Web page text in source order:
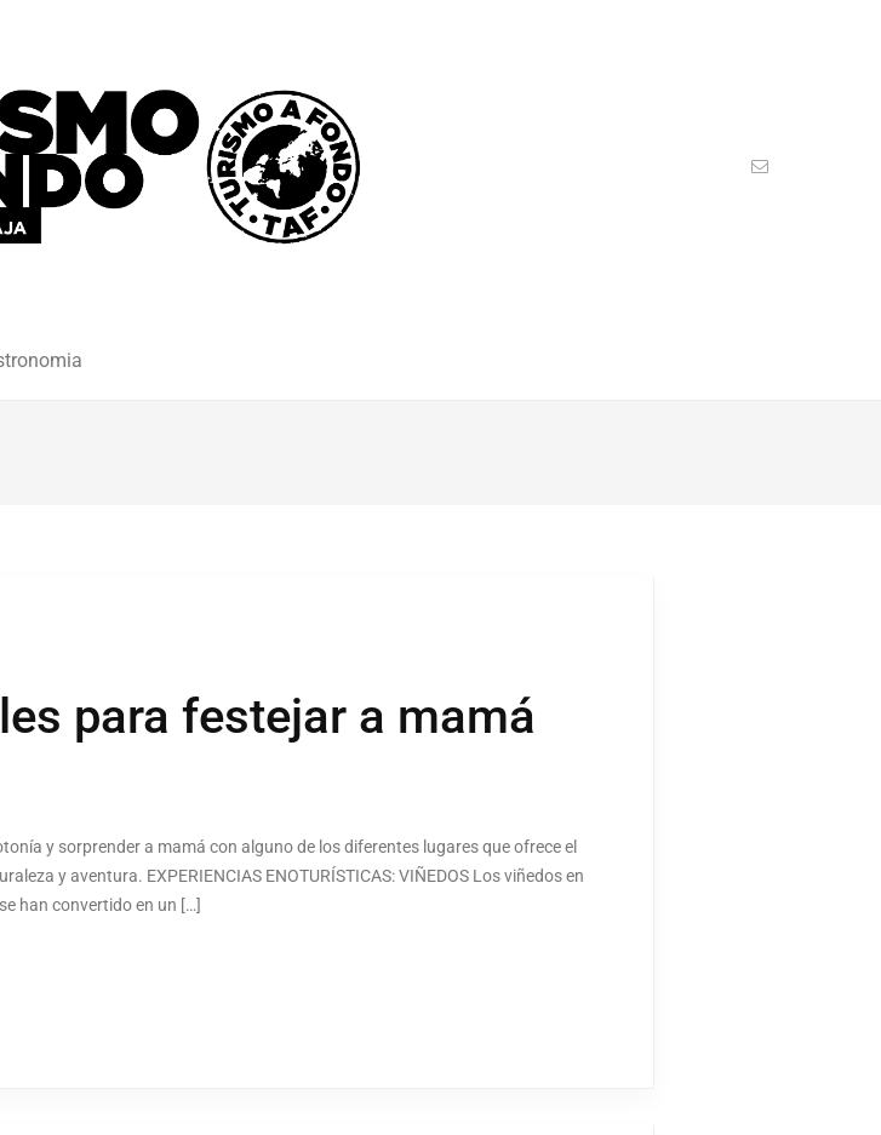
para festejar a mamá
y sorprender a mamá con alguno de los diferentes lugares que ofrece el
y aventura. EXPERIENCIAS ENOTURÍSTICAS: VIÑEDOS Los viñedos en
han convertido en un […]